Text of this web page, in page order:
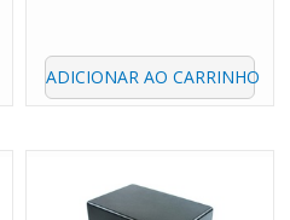
ADICIONAR AO CARRINHO